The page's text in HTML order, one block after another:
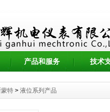
产品和服务 技术
蒙特 > 液位系列产品